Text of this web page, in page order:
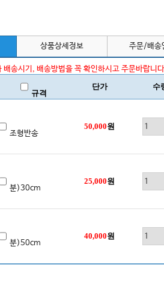
상품상세정보 주문/배송
배송시기, 배송방법을 꼭 확인하시고 주문바랍니다
규격
단가 수
조형반송
50,000원
분)30cm
25,000원
분)50cm
40,000원